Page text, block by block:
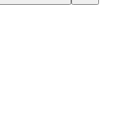
появится навык